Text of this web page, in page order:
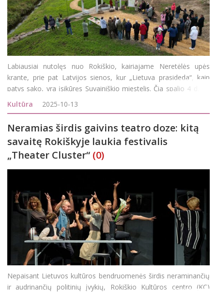
Labiausiai nutolęs nuo Rokiškio, kairiajame Neretėlės upės
krante, prie pat Latvijos sienos, kur „Lietuva prasideda“, kaip
patys sako, yra įsikūręs Suvainiškio miestelis. Čia spalio 4 d. po
rekonstrukcijos buvo oficialiai atidarytas „Suvainiškio šaltinis
Kultūra 2025-10-13
Neramias širdis gaivins teatro doze: kitą
savaitę Rokiškyje laukia festivalis
„Theater Cluster“ (0)
Nepaisant Lietuvos kultūros bendruomenės širdis neraminančių
ir audrinančių politinių įvykių, Rokiškio Kultūros centro (KC)